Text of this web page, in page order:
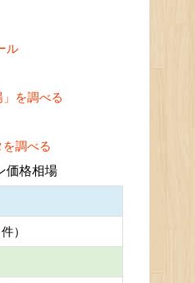
ル
を調べる
調べる
価格相場
件）